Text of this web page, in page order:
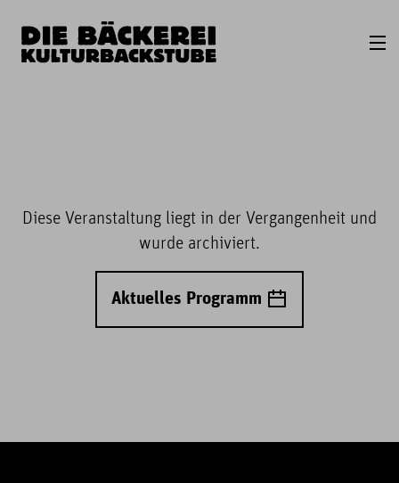
Diese Veranstaltung liegt in der Vergangenheit und
wurde archiviert.
Aktuelles Programm